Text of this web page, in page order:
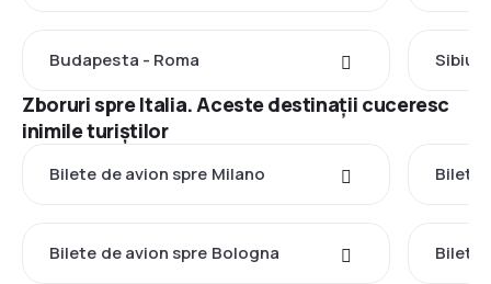
Budapesta - Roma Sibiu -
Zboruri spre Italia. Aceste destinații cuceresc
inimile turiștilor
Bilete de avion spre Milano Bilete
Bilete de avion spre Bologna Bilete